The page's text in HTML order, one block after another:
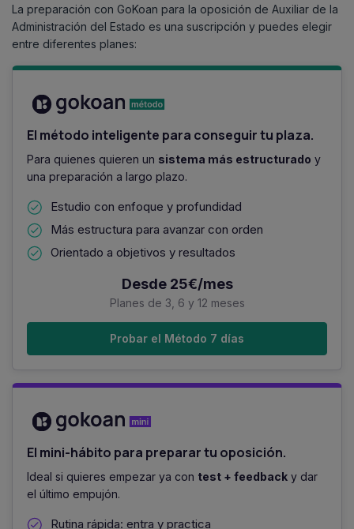
23/05/2026
18/10/2024
Listados provisionales
Ver documento oficial
14/12/2024
Examen
24/03/2025
Ver documento oficial
31/07/2025
Ver documento oficial
Ver documento oficial
18/07/2023
Listas definitivas
17/09/2023
Examen
Aprobados 1er ejercicio
Ver documento oficial
Aprobados en el proceso selectivo
Ver documento oficial
La preparación con GoKoan para la oposición de Auxiliar de la
Administración del Estado es una suscripción y puedes elegir
entre diferentes planes:
El método inteligente para conseguir tu plaza.
Para quienes quieren un sistema más estructurado y
una preparación a largo plazo.
Estudio con enfoque y profundidad
Más estructura para avanzar con orden
Orientado a objetivos y resultados
Desde 25€/mes
Planes de 3, 6 y 12 meses
Probar el Método 7 días
El mini-hábito para preparar tu oposición.
Ideal si quieres empezar ya con test + feedback y dar
el último empujón.
Rutina rápida: entra y practica